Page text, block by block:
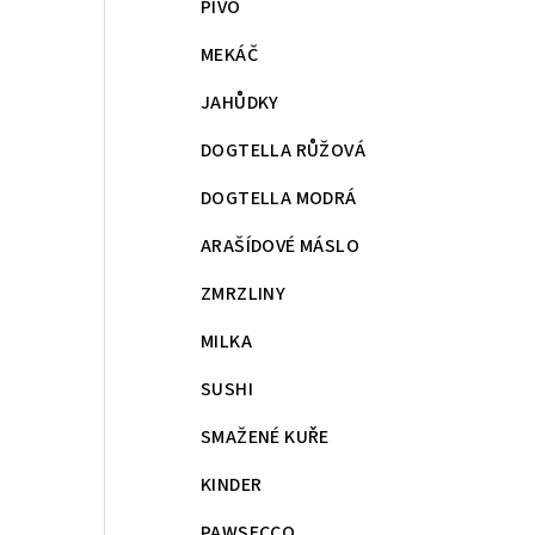
PIVO
MEKÁČ
JAHŮDKY
DOGTELLA RŮŽOVÁ
DOGTELLA MODRÁ
ARAŠÍDOVÉ MÁSLO
ZMRZLINY
MILKA
SUSHI
SMAŽENÉ KUŘE
KINDER